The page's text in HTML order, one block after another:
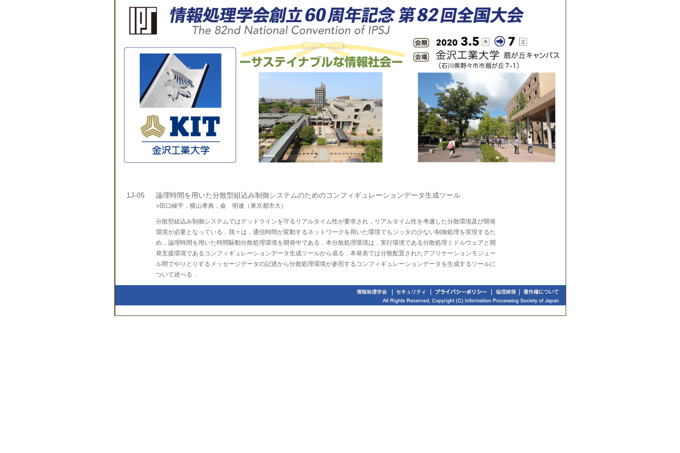
1J-05 論理時間を用いた分散型組込み制御システムのためのコンフィギュレーションデータ生成ツール
○田口峻平，横山孝典，兪 明連（東京都市大）
分散型組込み制御システムではデッドラインを守るリアルタイム性が要求され，リアルタイム性を考慮した分散環境及び開発
環境が必要となっている．我々は，通信時間が変動するネットワークを用いた環境でもジッタの少ない制御処理を実現するた
め，論理時間を用いた時間駆動分散処理環境を開発中である．本分散処理環境は，実行環境である分散処理ミドルウェアと開
発支援環境であるコンフィギュレーションデータ生成ツールから成る．本発表では分散配置されたアプリケーションモジュー
ル間でやりとりするメッセージデータの記述から分散処理環境が参照するコンフィギュレーションデータを生成するツールに
ついて述べる．